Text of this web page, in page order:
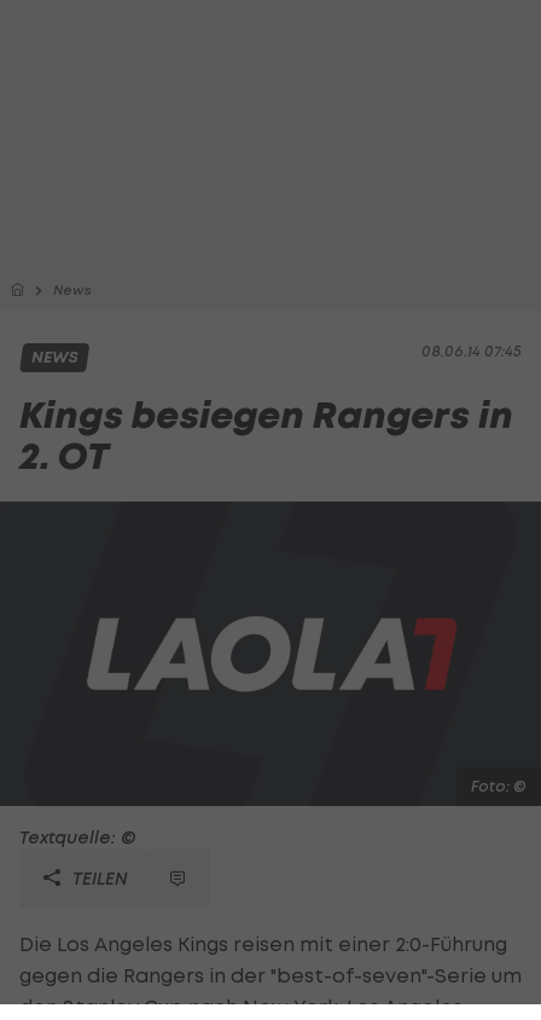
News
08.06.14 07:45
NEWS
Kings besiegen Rangers in
2. OT
Foto: ©
Textquelle: ©
TEILEN
Die Los Angeles Kings reisen mit einer 2:0-Führung
gegen die Rangers in der "best-of-seven"-Serie um
den Stanley Cup nach New York. Los Angeles